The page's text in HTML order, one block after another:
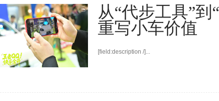
从“代步工具”到
重写小车价值
[field:description /]...